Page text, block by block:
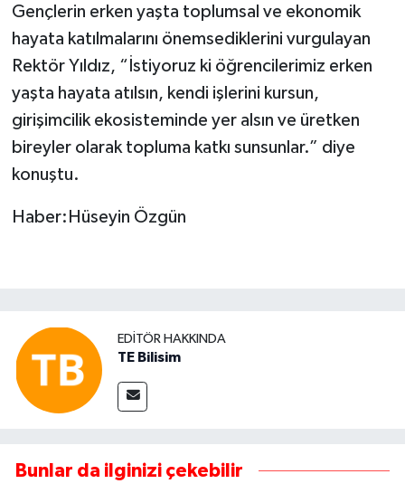
Gençlerin erken yaşta toplumsal ve ekonomik
hayata katılmalarını önemsediklerini vurgulayan
Rektör Yıldız, “İstiyoruz ki öğrencilerimiz erken
yaşta hayata atılsın, kendi işlerini kursun,
girişimcilik ekosisteminde yer alsın ve üretken
bireyler olarak topluma katkı sunsunlar.” diye
konuştu.
Haber:Hüseyin Özgün
EDITÖR HAKKINDA
TE Bilisim
Bunlar da ilginizi çekebilir